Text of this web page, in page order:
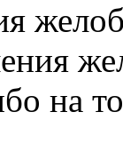
на